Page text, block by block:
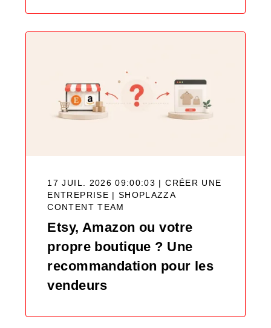
17 JUIL. 2026 09:00:03 | CRÉER UNE
ENTREPRISE | SHOPLAZZA
CONTENT TEAM
Etsy, Amazon ou votre
propre boutique ? Une
recommandation pour les
vendeurs